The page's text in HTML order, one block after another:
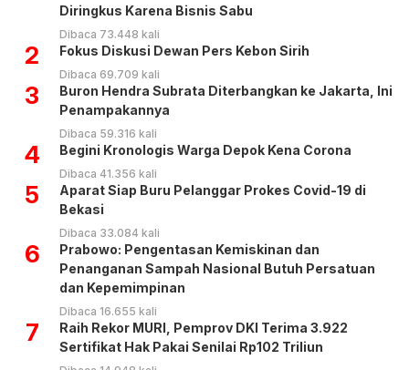
Diringkus Karena Bisnis Sabu
Dibaca 73.448 kali
2 Fokus Diskusi Dewan Pers Kebon Sirih
Dibaca 69.709 kali
3
Buron Hendra Subrata Diterbangkan ke Jakarta, Ini
Penampakannya
Dibaca 59.316 kali
4 Begini Kronologis Warga Depok Kena Corona
Dibaca 41.356 kali
5
Aparat Siap Buru Pelanggar Prokes Covid-19 di
Bekasi
Dibaca 33.084 kali
6
Prabowo: Pengentasan Kemiskinan dan
Penanganan Sampah Nasional Butuh Persatuan
dan Kepemimpinan
Dibaca 16.655 kali
7
Raih Rekor MURI, Pemprov DKI Terima 3.922
Sertifikat Hak Pakai Senilai Rp102 Triliun